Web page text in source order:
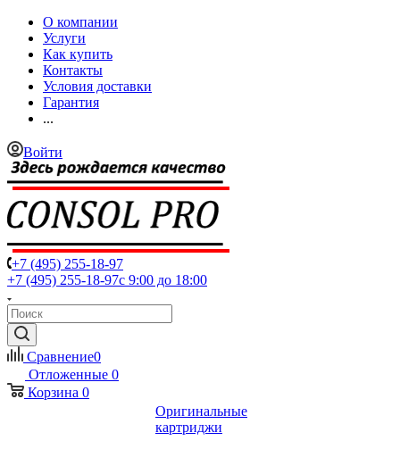
О компании
Услуги
Как купить
Контакты
Условия доставки
Гарантия
...
Войти
+7 (495) 255-18-97
+7 (495) 255-18-97с 9:00 до 18:00
Сравнение0
Отложенные 0
Корзина 0
Оригинальные
картриджи